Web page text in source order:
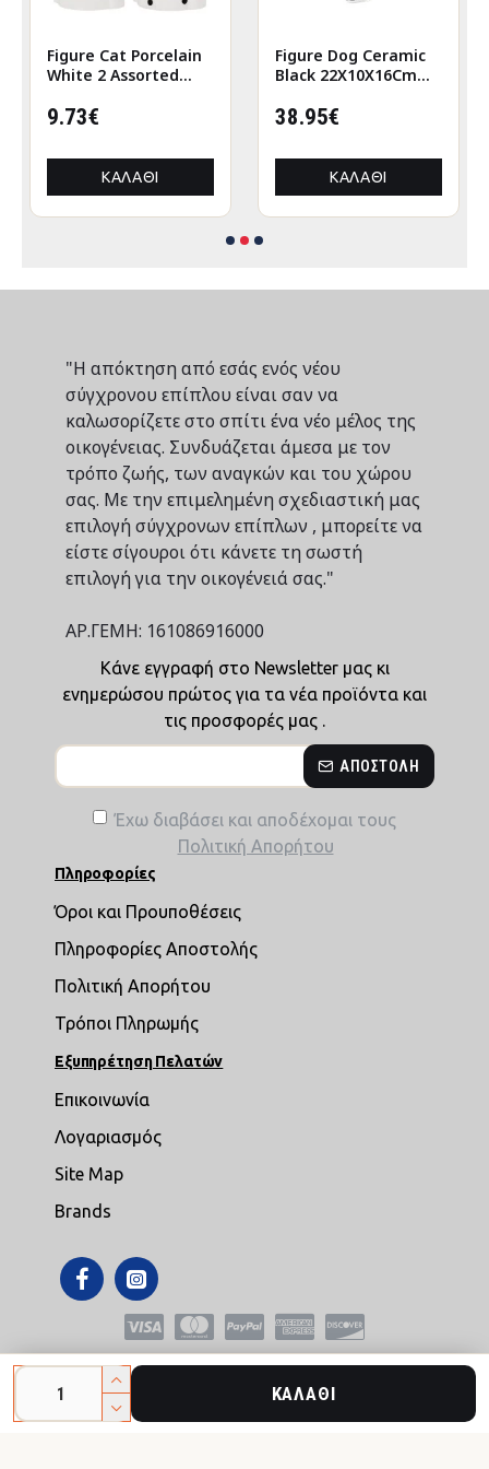
ΚΑΛΆΘΙ
Figure Cat Porcelain
White 2 Assorted
9.73€
ΚΑΛΆΘΙ
Figure Dog Ceramic
Black 22X10X16Cm
38.95€
ΚΑΛΆΘΙ
"Η απόκτηση από εσάς ενός νέου
σύγχρονου επίπλου είναι σαν να
καλωσορίζετε στο σπίτι ένα νέο μέλος της
οικογένειας. Συνδυάζεται άμεσα με τον
τρόπο ζωής, των αναγκών και του χώρου
σας. Με την επιμελημένη σχεδιαστική μας
επιλογή σύγχρονων επίπλων , μπορείτε να
είστε σίγουροι ότι κάνετε τη σωστή
επιλογή για την οικογένειά σας."
ΑΡ.ΓΕΜΗ: 161086916000
Κάνε εγγραφή στο Newsletter μας κι
ενημερώσου πρώτος για τα νέα προϊόντα και
τις προσφορές μας .
ΑΠΟΣΤΟΛΉ
Έχω διαβάσει και αποδέχομαι τους
Πολιτική Απορήτου
Πληροφορίες
Όροι και Προυποθέσεις
Πληροφορίες Αποστολής
Πολιτική Απορήτου
Τρόποι Πληρωμής
Εξυπηρέτηση Πελατών
Επικοινωνία
Λογαριασμός
Site Map
Brands
Copyright © 2021,mikroepipla.gr , All Rights Reserved